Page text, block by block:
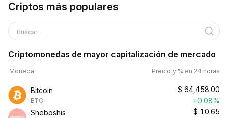
Criptos más populares
Buscar
Criptomonedas de mayor capitalización de mercado
Moneda Precio y % en 24 horas
Bitcoin
BTC
$ 64,458.00
+0.08%
Sheboshis
$ 10.65